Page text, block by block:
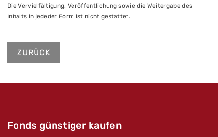
Die Vervielfältigung, Veröffentlichung sowie die Weitergabe des
Inhalts in jededer Form ist nicht gestattet.
ZURÜCK
Fonds günstiger kaufen